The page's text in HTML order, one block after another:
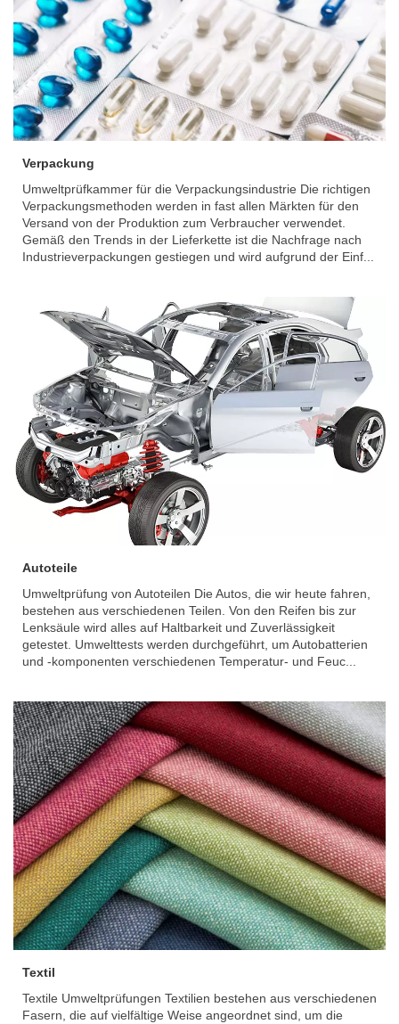
Verpackung
Umweltprüfkammer für die Verpackungsindustrie Die richtigen
Verpackungsmethoden werden in fast allen Märkten für den
Versand von der Produktion zum Verbraucher verwendet.
Gemäß den Trends in der Lieferkette ist die Nachfrage nach
Industrieverpackungen gestiegen und wird aufgrund der Einf...
Autoteile
Umweltprüfung von Autoteilen Die Autos, die wir heute fahren,
bestehen aus verschiedenen Teilen. Von den Reifen bis zur
Lenksäule wird alles auf Haltbarkeit und Zuverlässigkeit
getestet. Umwelttests werden durchgeführt, um Autobatterien
und -komponenten verschiedenen Temperatur- und Feuc...
Textil
Textile Umweltprüfungen Textilien bestehen aus verschiedenen
Fasern, die auf vielfältige Weise angeordnet sind, um die